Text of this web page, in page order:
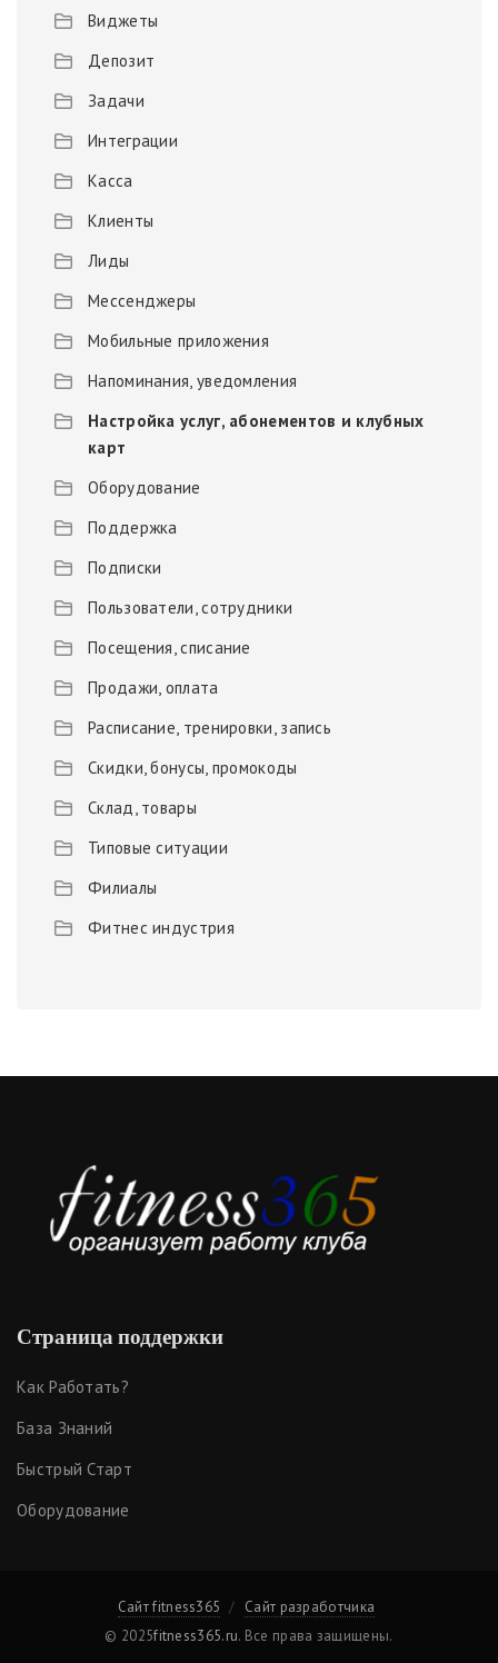
Виджеты
Депозит
Задачи
Интеграции
Касса
Клиенты
Лиды
Мессенджеры
Мобильные приложения
Напоминания, уведомления
Настройка услуг, абонементов и клубных
карт
Оборудование
Поддержка
Подписки
Пользователи, сотрудники
Посещения, списание
Продажи, оплата
Расписание, тренировки, запись
Скидки, бонусы, промокоды
Склад, товары
Типовые ситуации
Филиалы
Фитнес индустрия
Страница поддержки
Как Работать?
База Знаний
Быстрый Старт
Оборудование
Сайт fitness365
Сайт разработчика
© 2025fitness365.ru. Все права защищены.